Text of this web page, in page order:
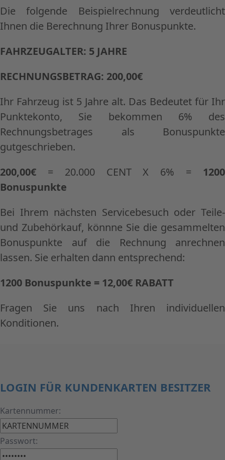
Die folgende Beispielrechnung verdeutlicht
Ihnen die Berechnung Ihrer Bonuspunkte.
FAHRZEUGALTER: 5 JAHRE
RECHNUNGSBETRAG: 200,00€
Ihr Fahrzeug ist 5 Jahre alt. Das Bedeutet für Ihr
Punktekonto, Sie bekommen 6% des
Rechnungsbetrages als Bonuspunkte
gutgeschrieben.
200,00€ = 20.000 CENT X 6% = 1200
Bonuspunkte
Bei Ihrem nächsten Servicebesuch oder Teile-
und Zubehörkauf, könnne Sie die gesammelten
Bonuspunkte auf die Rechnung anrechnen
lassen. Sie erhalten dann entsprechend:
1200 Bonuspunkte = 12,00€ RABATT
Fragen Sie uns nach Ihren individuellen
Konditionen.
LOGIN FÜR KUNDENKARTEN BESITZER
Kartennummer:
Passwort: